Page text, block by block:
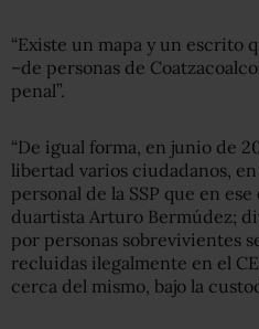
“Existe un mapa y un escrito
–de personas de
penal”.
“De igual forma, en junio de
libertad varios ciudadanos,
personal de la SSP que en
duartista Arturo Bermúdez;
por personas sobrevivientes
recluidas ilegalmente en el
cerca del mismo, bajo la